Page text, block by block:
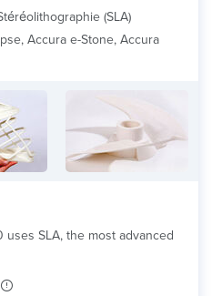
(SLA)
Accura e-Stone, Accura
SLA, the most advanced